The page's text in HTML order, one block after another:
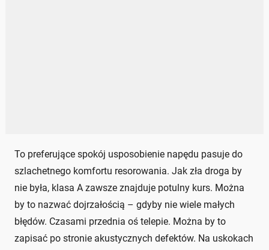
To preferujące spokój usposobienie napędu pasuje do
szlachetnego komfortu resorowania. Jak zła droga by
nie była, klasa A zawsze znajduje potulny kurs. Można
by to nazwać dojrzałością – gdyby nie wiele małych
błędów. Czasami przednia oś telepie. Można by to
zapisać po stronie akustycznych defektów. Na uskokach